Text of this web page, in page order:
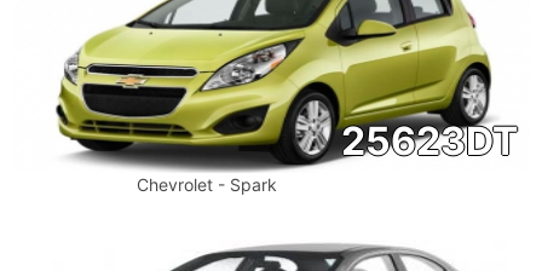
25623DT
Chevrolet - Spark